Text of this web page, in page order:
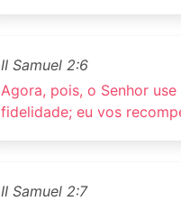
II Samuel 2:6
Agora, pois, o Senhor
fidelidade; eu vos
II Samuel 2:7